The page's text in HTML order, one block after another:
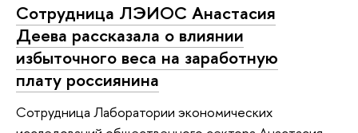
Сотрудница ЛЭИОС Анастасия
Деева рассказала о влиянии
избыточного веса на заработную
плату россиянина
Сотрудница Лаборатории экономических